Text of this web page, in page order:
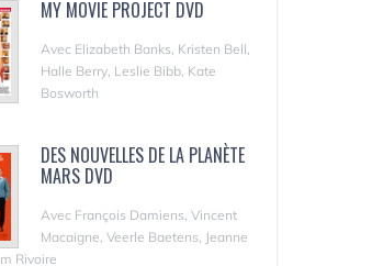
MY MOVIE PROJECT DVD
Avec Elizabeth Banks, Kristen Bell,
Halle Berry, Leslie Bibb, Kate
Bosworth
DES NOUVELLES DE LA PLANÈTE
MARS DVD
Avec François Damiens, Vincent
Macaigne, Veerle Baetens, Jeanne
Rivoire